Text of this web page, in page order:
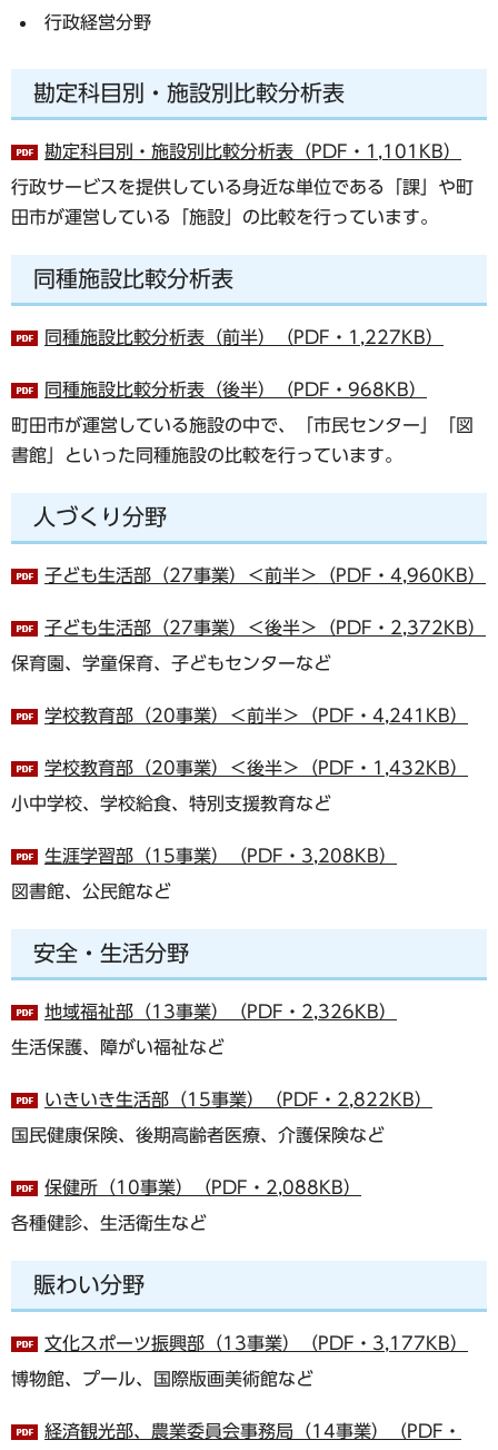
行政経営分野
勘定科目別・施設別比較分析表
勘定科目別・施設別比較分析表（PDF・1,101KB）
行政サービスを提供している身近な単位である「課」や町
田市が運営している「施設」の比較を行っています。
同種施設比較分析表
同種施設比較分析表（前半）（PDF・1,227KB）
同種施設比較分析表（後半）（PDF・968KB）
町田市が運営している施設の中で、「市民センター」「図
書館」といった同種施設の比較を行っています。
人づくり分野
子ども生活部（27事業）＜前半＞（PDF・4,960KB）
子ども生活部（27事業）＜後半＞（PDF・2,372KB）
保育園、学童保育、子どもセンターなど
学校教育部（20事業）＜前半＞（PDF・4,241KB）
学校教育部（20事業）＜後半＞（PDF・1,432KB）
小中学校、学校給食、特別支援教育など
生涯学習部（15事業）（PDF・3,208KB）
図書館、公民館など
安全・生活分野
地域福祉部（13事業）（PDF・2,326KB）
生活保護、障がい福祉など
いきいき生活部（15事業）（PDF・2,822KB）
国民健康保険、後期高齢者医療、介護保険など
保健所（10事業）（PDF・2,088KB）
各種健診、生活衛生など
賑わい分野
文化スポーツ振興部（13事業）（PDF・3,177KB）
博物館、プール、国際版画美術館など
経済観光部、農業委員会事務局（14事業）（PDF・